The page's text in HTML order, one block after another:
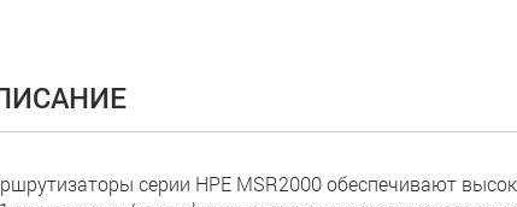
серии HPE MSR2000 обеспечивают